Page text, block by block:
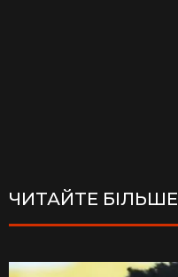
ЧИТАЙТЕ БІЛЬШЕ